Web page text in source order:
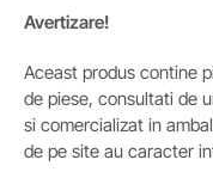
Avertizare!
Aceast produs contine
de piese, consultati de
si comercializat in
de pe site au caracter